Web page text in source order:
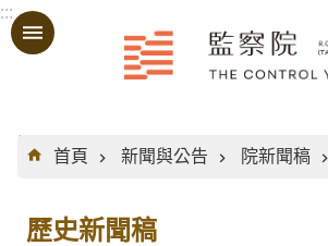
跳到主要內容區塊
:::
:::
首頁
新聞與公告 院新聞稿
歷史新聞稿